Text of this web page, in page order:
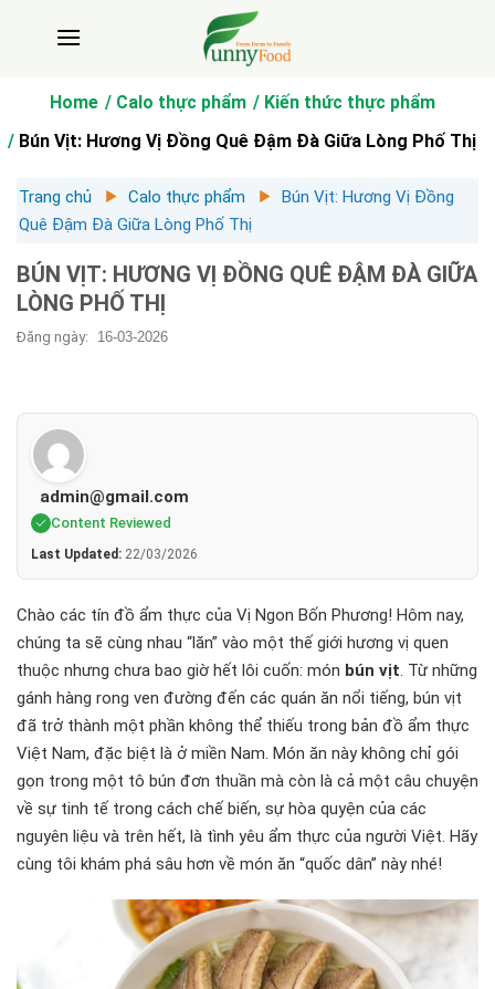
Home Calo thực phẩm
Kiến thức thực phẩm
Bún Vịt: Hương Vị Đồng Quê Đậm Đà Giữa Lòng Phố Thị
Trang chủ Calo thực phẩm
Bún Vịt: Hương Vị Đồng
Quê Đậm Đà Giữa Lòng Phố Thị
BÚN VỊT: HƯƠNG VỊ ĐỒNG QUÊ ĐẬM ĐÀ GIỮA
LÒNG PHỐ THỊ
Đăng ngày: 16-03-2026
admin@gmail.com
Content Reviewed
Last Updated:22/03/2026
Chào các tín đồ ẩm thực của Vị Ngon Bốn Phương! Hôm nay,
chúng ta sẽ cùng nhau “lăn” vào một thế giới hương vị quen
thuộc nhưng chưa bao giờ hết lôi cuốn: món bún vịt. Từ những
gánh hàng rong ven đường đến các quán ăn nổi tiếng, bún vịt
đã trở thành một phần không thể thiếu trong bản đồ ẩm thực
Việt Nam, đặc biệt là ở miền Nam. Món ăn này không chỉ gói
gọn trong một tô bún đơn thuần mà còn là cả một câu chuyện
về sự tinh tế trong cách chế biến, sự hòa quyện của các
nguyên liệu và trên hết, là tình yêu ẩm thực của người Việt. Hãy
cùng tôi khám phá sâu hơn về món ăn “quốc dân” này nhé!